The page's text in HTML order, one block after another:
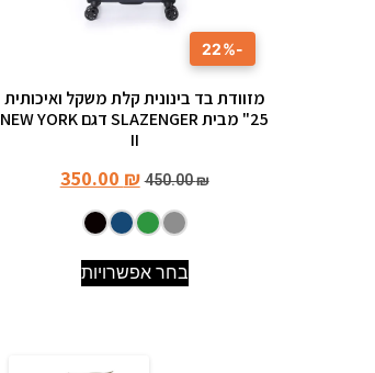
-22%
מזוודת בד בינונית קלת משקל ואיכותית
25" מבית SLAZENGER דגם NEW YORK
II
450.00₪
350.00 ₪
בחר אפשרויות